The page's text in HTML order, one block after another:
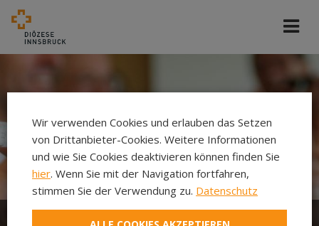
Wir verwenden Cookies und erlauben das Setzen
von Drittanbieter-Cookies. Weitere Informationen
und wie Sie Cookies deaktivieren können finden Sie
hier. Wenn Sie mit der Navigation fortfahren,
stimmen Sie der Verwendung zu. Datenschutz